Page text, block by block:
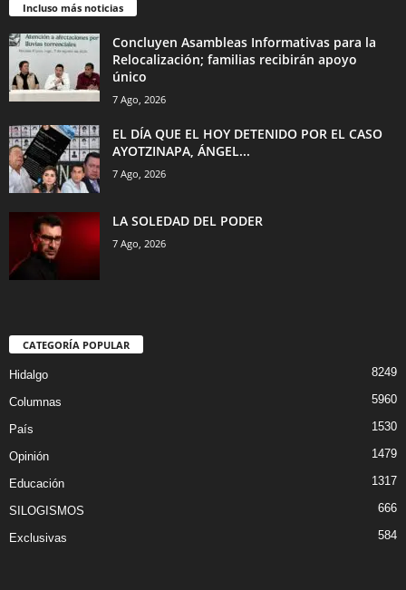
Incluso más noticias
Concluyen Asambleas Informativas para la
Relocalización; familias recibirán apoyo
único
7 Ago, 2026
EL DÍA QUE EL HOY DETENIDO POR EL CASO
AYOTZINAPA, ÁNGEL...
7 Ago, 2026
LA SOLEDAD DEL PODER
7 Ago, 2026
CATEGORÍA POPULAR
Hidalgo 8249
Columnas 5960
País 1530
Opinión 1479
Educación 1317
SILOGISMOS 666
Exclusivas 584